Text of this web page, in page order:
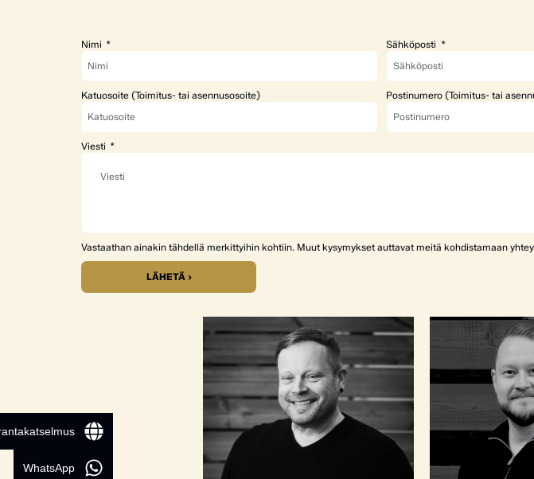
Nimi Sähköposti
Katuosoite (Toimitus- tai asennusosoite) Postinumero (Toimitus- tai
Viesti
Vastaathan ainakin tähdellä merkittyihin kohtiin. Muut kysymykset auttavat meitä kohdistamaan
LÄHETÄ ›
WhatsApp